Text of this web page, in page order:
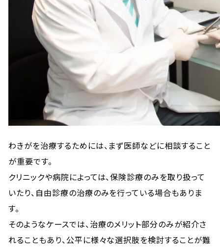
わきがを治療するためには、まず医師などに相談すること
が重要です。
クリニックや病院によっては、保険診療のみを取り扱って
いたり、自由診療の治療のみを行っている場合もありま
す。
そのようなケースでは、治療のメリット部分のみが紹介さ
れることもあり、公平に様々な選択肢を検討することが難